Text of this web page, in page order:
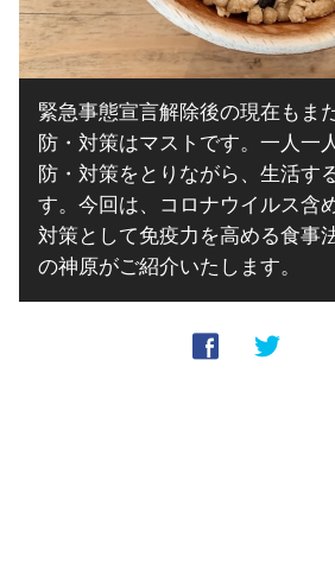
緊急事態宣言解除後の現在もま
防・対策はマストです。一人一
防・対策をとりながら、生活す
す。今回は、コロナウイルス含
対策として免疫力を高める食事
の神原がご紹介いたします。